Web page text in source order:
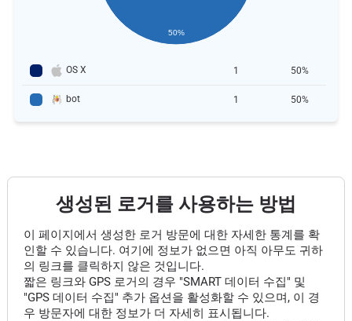
50%
OS X 1 50%
bot 1 50%
생성된 로거를 사용하는 방법
이 페이지에서 생성한 로거 방문에 대한 자세한 통계를 확
인할 수 있습니다. 여기에 정보가 없으면 아직 아무도 귀하
의 링크를 클릭하지 않은 것입니다.
짧은 링크와 GPS 로거의 경우 "SMART 데이터 수집" 및
"GPS 데이터 수집" 추가 옵션을 활성화할 수 있으며, 이 경
우 방문자에 대한 정보가 더 자세히 표시됩니다.